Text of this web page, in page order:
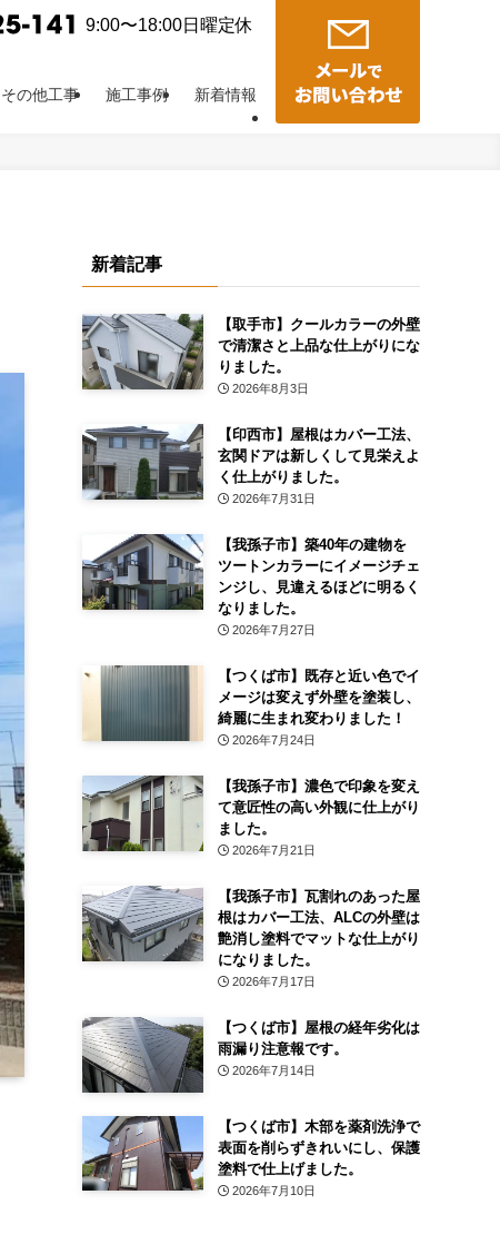
9:00〜18:00日曜定休
その他工事 施工事例 新着情報
新着記事
【取手市】クールカラーの外壁
で清潔さと上品な仕上がりにな
りました。
2026年8月3日
【印西市】屋根はカバー工法、
玄関ドアは新しくして見栄えよ
く仕上がりました。
2026年7月31日
【我孫子市】築40年の建物を
ツートンカラーにイメージチェ
ンジし、見違えるほどに明るく
なりました。
2026年7月27日
【つくば市】既存と近い色でイ
メージは変えず外壁を塗装し、
綺麗に生まれ変わりました！
2026年7月24日
【我孫子市】濃色で印象を変え
て意匠性の高い外観に仕上がり
ました。
2026年7月21日
【我孫子市】瓦割れのあった屋
根はカバー工法、ALCの外壁は
艶消し塗料でマットな仕上がり
になりました。
2026年7月17日
【つくば市】屋根の経年劣化は
雨漏り注意報です。
2026年7月14日
【つくば市】木部を薬剤洗浄で
表面を削らずきれいにし、保護
塗料で仕上げました。
2026年7月10日